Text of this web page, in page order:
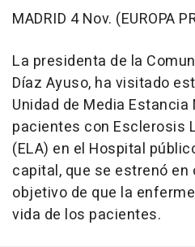
MADRID 4 Nov. (EUROPA
La presidenta de la
Díaz Ayuso, ha visitado
Unidad de Media
pacientes con Esclerosis
(ELA) en el Hospital
capital, que se estrenó en
objetivo de que la
vida de los pacientes.